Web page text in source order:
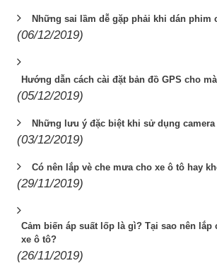
Những sai lầm dễ gặp phải khi dán phim
(06/12/2019)
Hướng dẫn cách cài đặt bản đồ GPS cho
(05/12/2019)
Những lưu ý đặc biệt khi sử dụng
(03/12/2019)
Có nên lắp vè che mưa cho xe ô tô hay
(29/11/2019)
Cảm biến áp suất lốp là gì? Tại sao nên lắp
xe ô tô?
(26/11/2019)